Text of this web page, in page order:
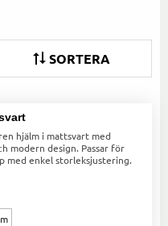
SORTERA
hjälm i mattsvart med
modern design. Passar för
med enkel storleksjustering.